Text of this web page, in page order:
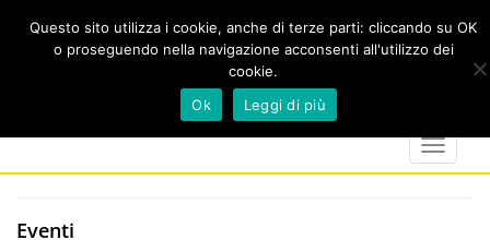
marker
calendar
Toggle
Eventi
Questo sito utilizza i cookie, anche di terze parti: cliccando su OK
o proseguendo nella navigazione acconsenti all'utilizzo dei
cookie.
Ok
Leggi di più